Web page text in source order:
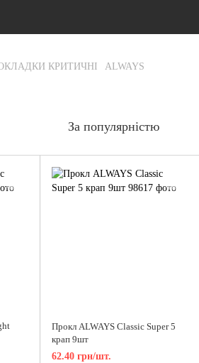
'G-RFXCKGNRF7');
КРИТИЧНІ ALWAYS
За популярністю
Прокл ALWAYS Classic Super 5
крап 9шт
62.40 грн/шт.